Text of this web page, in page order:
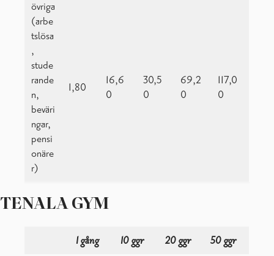
övriga
(arbe
tslösa
,
stude
rande
n,
beväri
ngar,
pensi
onäre
r)
1,80
16,6
0
30,5
0
69,2
0
117,0
0
TENALA GYM
1 gång 10 ggr 20 ggr 50 ggr